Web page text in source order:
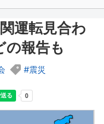
運転見合わ
の報告も
震災